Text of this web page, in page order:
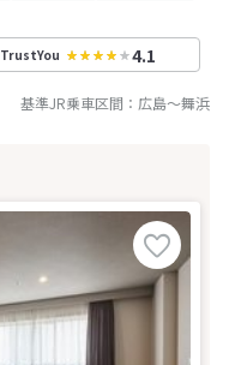
TrustYou 4.1
基準JR乗車区間： 広島～舞浜